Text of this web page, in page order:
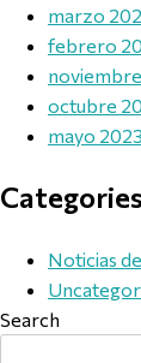
marzo
febrero
octubre
mayo 2023
Categories
Noticias
Search